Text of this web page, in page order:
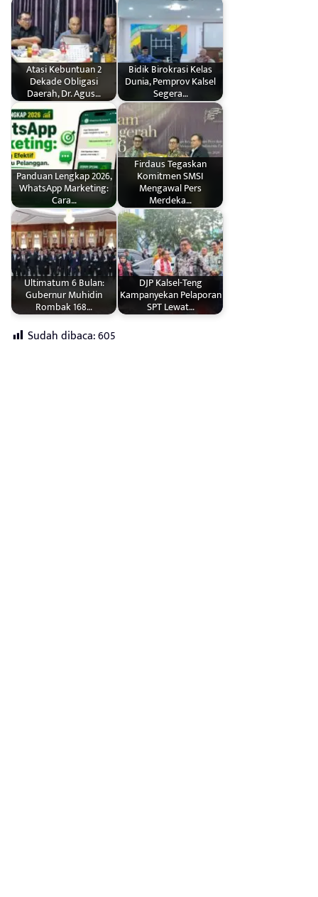
Atasi Kebuntuan 2
Dekade Obligasi
Daerah, Dr. Agus…
Bidik Birokrasi Kelas
Dunia, Pemprov Kalsel
Segera…
Panduan Lengkap 2026,
WhatsApp Marketing:
Cara…
Firdaus Tegaskan
Komitmen SMSI
Mengawal Pers
Merdeka…
Ultimatum 6 Bulan:
Gubernur Muhidin
Rombak 168…
DJP Kalsel-Teng
Kampanyekan Pelaporan
SPT Lewat…
Sudah dibaca:605